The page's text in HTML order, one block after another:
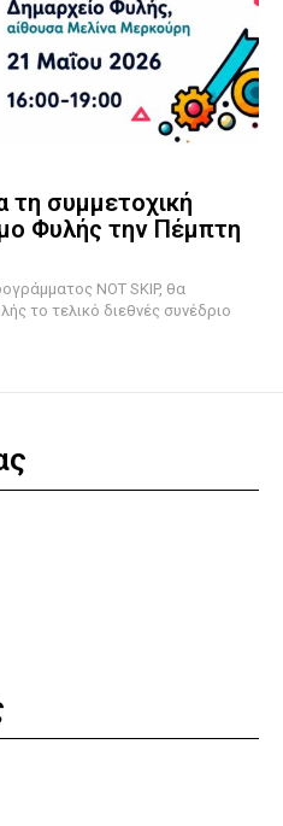
τη συμμετοχική
Φυλής την Πέμπτη
NOT SKIP, θα
το τελικό διεθνές συνέδριο